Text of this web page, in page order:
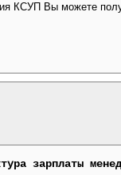
КСУП Вы можете
зарплаты